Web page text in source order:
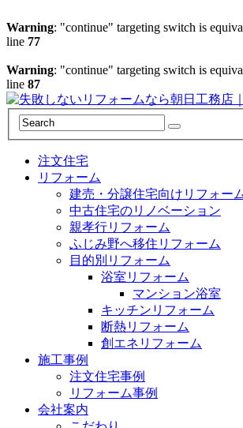
Warning: "continue" targeting switch is
line 77
Warning: "continue" targeting switch is
line 87
注文住宅
リフォーム
建売・分譲住宅向けリフォー
中古住宅のリノベーション
親孝行リフォーム
ふじみ野へ移住リフォーム
目的別リフォーム
浴室リフォーム
マンション浴室
キッチンリフォーム
断熱リフォーム
創エネリフォーム
施工事例
注文住宅事例
リフォーム事例
会社案内